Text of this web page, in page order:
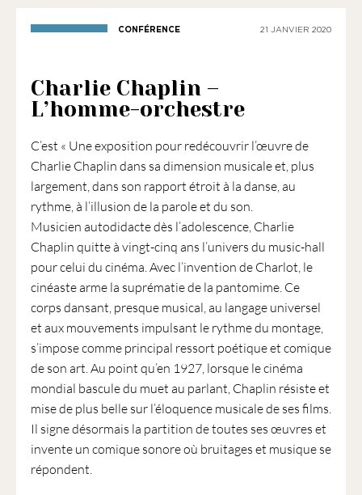
ayant
culturelle.
CONFÉRENCE 21 JANVIER 2020
Charlie Chaplin –
L’homme-orchestre
C’est « Une exposition pour redécouvrir l’œuvre de
Charlie Chaplin dans sa dimension musicale et, plus
largement, dans son rapport étroit à la danse, au
rythme, à l’illusion de la parole et du son.
Musicien autodidacte dès l’adolescence, Charlie
Chaplin quitte à vingt-cinq ans l’univers du music-hall
pour celui du cinéma. Avec l’invention de Charlot, le
cinéaste arme la suprématie de la pantomime. Ce
corps dansant, presque musical, au langage universel
et aux mouvements impulsant le rythme du montage,
s’impose comme principal ressort poétique et comique
de son art. Au point qu’en 1927, lorsque le cinéma
mondial bascule du muet au parlant, Chaplin résiste et
mise de plus belle sur l’éloquence musicale de ses films.
Il signe désormais la partition de toutes ses œuvres et
invente un comique sonore où bruitages et musique se
répondent.